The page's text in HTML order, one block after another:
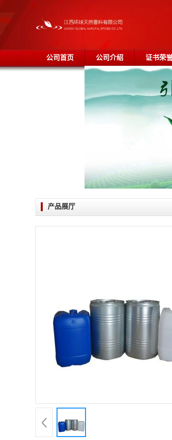
公司首页 公司介绍 证书荣
产品展厅